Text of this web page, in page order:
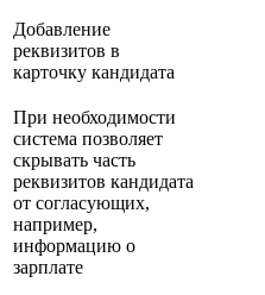
Добавление
реквизитов в
карточку кандидата
При необходимости
система позволяет
скрывать часть
реквизитов кандидата
от согласующих,
например,
информацию о
зарплате